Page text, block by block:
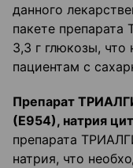
данного
пакете
3,3 г глюкозы,
пациентам с
Препарат
(Е954), натрия
препарата
натрия, что